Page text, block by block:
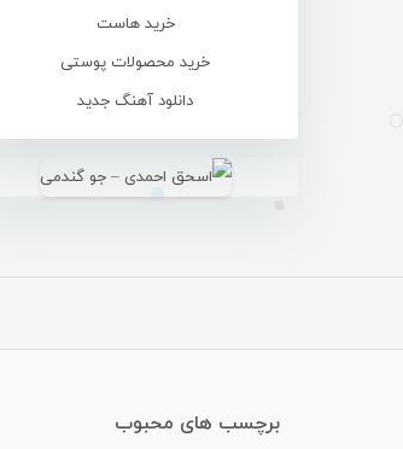
خرید هاست
خرید محصولات پوستی
دانلود آهنگ جدید
برچسب های محبوب